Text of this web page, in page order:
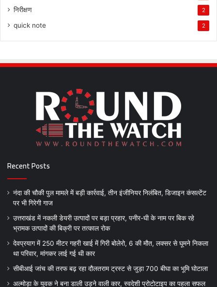
निरीक्षण 2
quick note 2
Recent Posts
नंदा की चौकी पुल मामले में बड़ी कार्रवाई, तीन इंजीनियर निलंबित, डिजाइन कंसल्टेंट
पर भी गिरेगी गाज
उत्तराखंड में नकली डेयरी उत्पादों पर बड़ा प्रहार, पनीर-घी के नाम पर बिक रहे
भ्रामक उत्पादों की बिक्री पर तत्काल रोक
देवप्रयाग में 250 मीटर गहरी खाई में गिरी बोलेरो, 6 की मौत, लक्सर से घूमने निकला
था परिवार, मांगकर लाई गई थी कार
सीबीआई जांच की तरफ बढ़ रहा दौलतराम ट्रस्ट से जुड़ा 700 बीघा का भूमि घोटाला
अल्मोड़ा के युवक ने बना डाली उड़ने वाली कार, स्वदेशी प्रोटोटाइप का पहला सफल